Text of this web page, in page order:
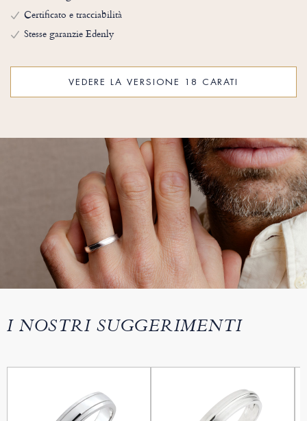
Certificato e tracciabilità
Stesse garanzie Edenly
VEDERE LA VERSIONE 18 CARATI
I NOSTRI SUGGERIMENTI